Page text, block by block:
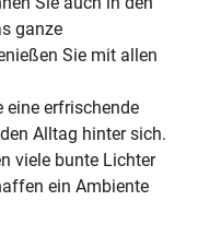
ganze
Sie mit allen
eine erfrischende
Alltag hinter sich.
viele bunte Lichter
ein Ambiente